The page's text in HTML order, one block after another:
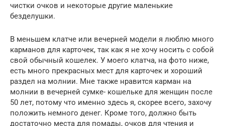
чистки очков и некоторые другие маленькие
безделушки.
В меньшем клатче или вечерней модели я люблю много
карманов для карточек, так как я не хочу носить с собой
свой обычный кошелек. У моего клатча, на фото ниже,
есть много прекрасных мест для карточек и хороший
раздел на молнии. Мне также нравится карман на
молнии в вечерней сумке- кошельке для женщин после
50 лет, потому что именно здесь я, скорее всего, захочу
положить немного денег. Кроме того, должно быть
достаточно места для помады, очков для чтения и